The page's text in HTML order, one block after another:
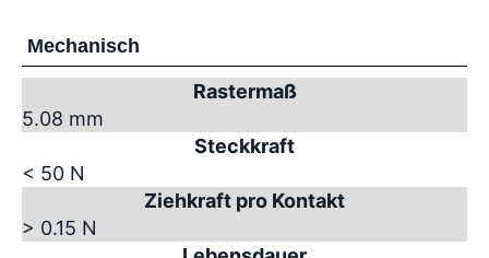
Mechanisch
Rastermaß
5.08 mm
Steckkraft
< 50 N
Ziehkraft pro Kontakt
> 0.15 N